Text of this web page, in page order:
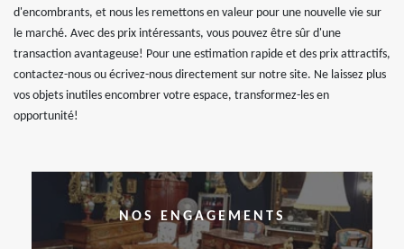
d'encombrants, et nous les remettons en valeur pour une nouvelle vie sur
le marché. Avec des prix intéressants, vous pouvez être sûr d'une
transaction avantageuse! Pour une estimation rapide et des prix attractifs,
contactez-nous ou écrivez-nous directement sur notre site. Ne laissez plus
vos objets inutiles encombrer votre espace, transformez-les en
opportunité!
NOS ENGAGEMENTS